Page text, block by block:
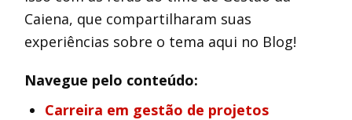
Caiena, que compartilharam suas
experiências sobre o tema aqui no Blog!
Navegue pelo conteúdo:
Carreira em gestão de projetos